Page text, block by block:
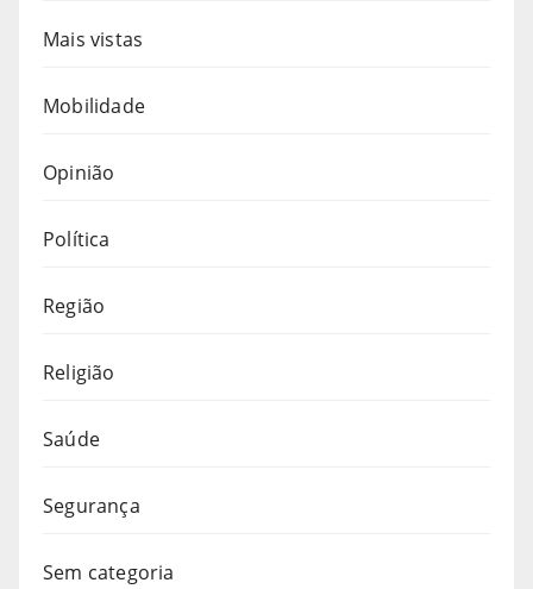
Mais vistas
Mobilidade
Opinião
Política
Região
Religião
Saúde
Segurança
Sem categoria